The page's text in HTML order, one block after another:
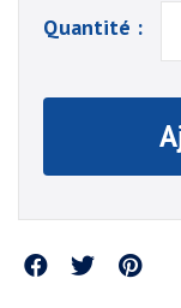
Quantité :
Partager